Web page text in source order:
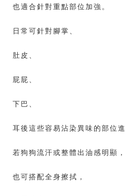
也適合針對重點部位加強。
日常可針對腳掌、
肚皮、
屁屁、
下巴、
耳後這些容易沾染異味的部位進
若狗狗流汗或整體出油感明顯，
也可搭配全身擦拭，